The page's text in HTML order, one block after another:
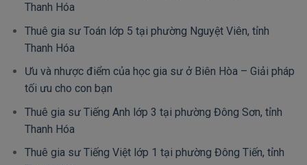
Thanh Hóa
Thuê gia sư Toán lớp 5 tại phường Nguyệt Viên, tỉnh
Thanh Hóa
Ưu và nhược điểm của học gia sư ở Biên Hòa – Giải pháp
tối ưu cho con bạn
Thuê gia sư Tiếng Anh lớp 3 tại phường Đông Sơn, tỉnh
Thanh Hóa
Thuê gia sư Tiếng Việt lớp 1 tại phường Đông Tiến, tỉnh